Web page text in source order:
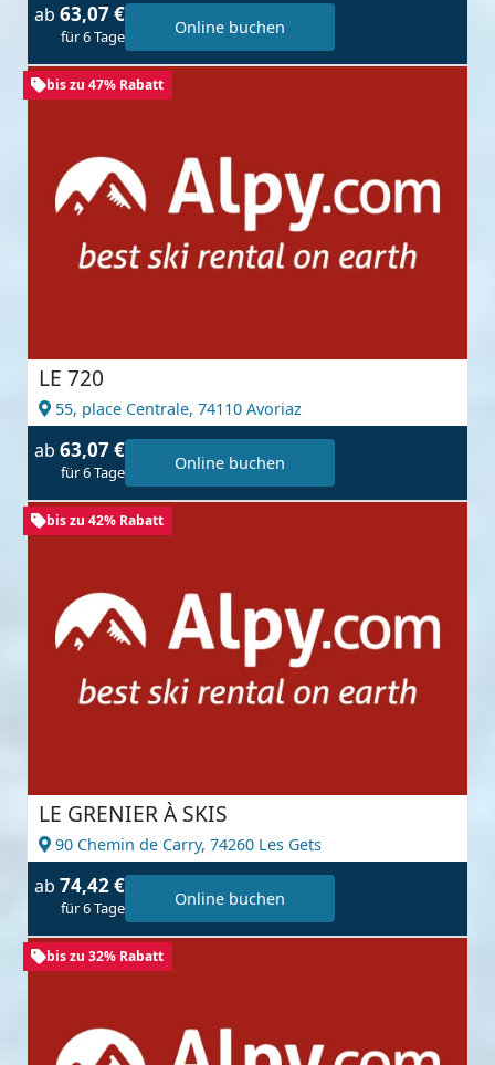
ab 63,07 €
für 6 Tage Online buchen
bis zu 47% Rabatt
LE 720
55, place Centrale, 74110 Avoriaz
ab 63,07 €
für 6 Tage Online buchen
bis zu 42% Rabatt
LE GRENIER À SKIS
90 Chemin de Carry, 74260 Les Gets
ab 74,42 €
für 6 Tage Online buchen
bis zu 32% Rabatt